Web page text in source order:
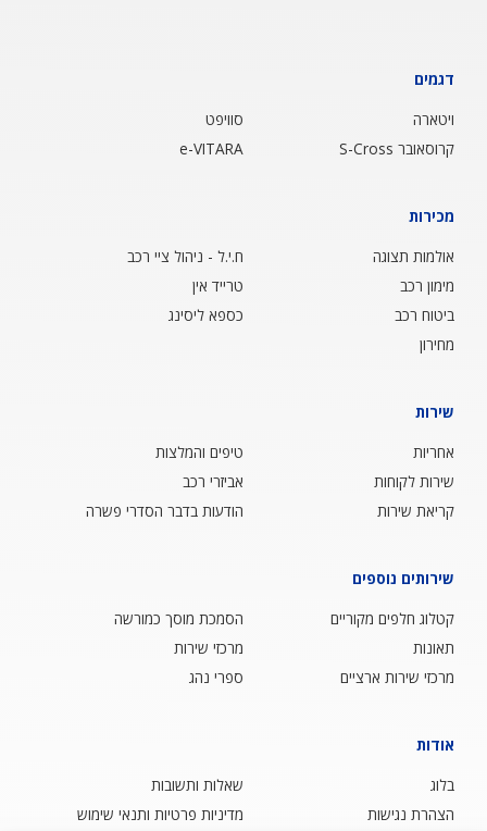
דגמים
ויטארה
סוויפט
קרוסאובר S-Cross
e-VITARA
מכירות
אולמות תצוגה
ח.י.ל - ניהול ציי רכב
מימון רכב
טרייד אין
ביטוח רכב
כספא ליסינג
מחירון
שירות
אחריות
טיפים והמלצות
שירות לקוחות
אביזרי רכב
קריאת שירות
הודעות בדבר הסדרי פשרה
שירותים נוספים
קטלוג חלפים מקוריים
הסמכת מוסך כמורשה
תאונות
מרכזי שירות
מרכזי שירות ארציים
ספרי נהג
אודות
בלוג
שאלות ותשובות
הצהרת נגישות
מדיניות פרטיות ותנאי שימוש